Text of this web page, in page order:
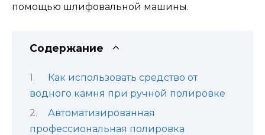
помощью шлифовальной машины.
Содержание
Как использовать средство от
водного камня при ручной полировке
Автоматизированная
профессиональная полировка